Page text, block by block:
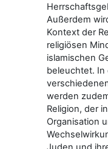
Außerdem
Kontext der
religiösen
islamischen
beleuchtet. In
werden
Religion, der
Organisation